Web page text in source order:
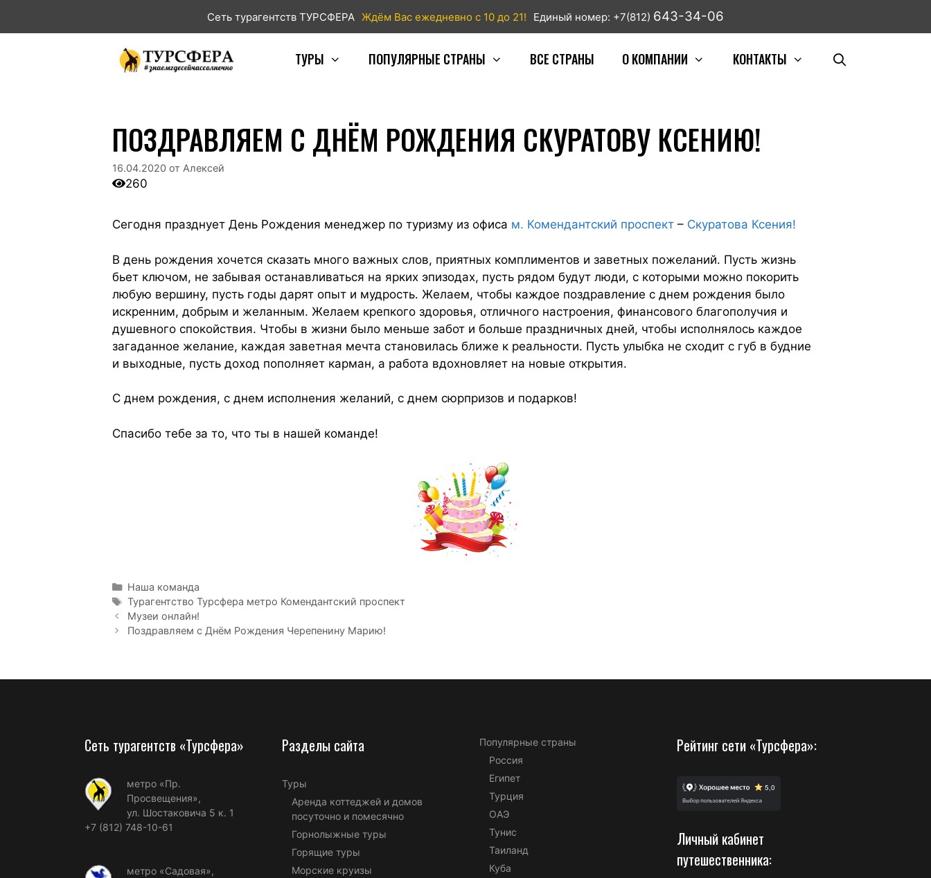
Сеть турагентств ТУРСФЕРА Ждём Вас ежедневно с 10 до 21! Единый номер: +7(812) 643-34-06
ТУРЫ ПОПУЛЯРНЫЕ СТРАНЫ ВСЕ СТРАНЫ О КОМПАНИИ КОНТАКТЫ
ПОЗДРАВЛЯЕМ С ДНЁМ РОЖДЕНИЯ СКУРАТОВУ КСЕНИЮ!
16.04.2020 от Алексей
260
Сегодня празднует День Рождения менеджер по туризму из офиса м. Комендантский проспект – Скуратова Ксения!
В день рождения хочется сказать много важных слов, приятных комплиментов и заветных пожеланий. Пусть жизнь
бьет ключом, не забывая останавливаться на ярких эпизодах, пусть рядом будут люди, с которыми можно покорить
любую вершину, пусть годы дарят опыт и мудрость. Желаем, чтобы каждое поздравление с днем рождения было
искренним, добрым и желанным. Желаем крепкого здоровья, отличного настроения, финансового благополучия и
душевного спокойствия. Чтобы в жизни было меньше забот и больше праздничных дней, чтобы исполнялось каждое
загаданное желание, каждая заветная мечта становилась ближе к реальности. Пусть улыбка не сходит с губ в будние
и выходные, пусть доход пополняет карман, а работа вдохновляет на новые открытия.
С днем рождения, с днем исполнения желаний, с днем сюрпризов и подарков!
Спасибо тебе за то, что ты в нашей команде!
Наша команда
Турагентство Турсфера метро Комендантский проспект
Музеи онлайн!
Поздравляем с Днём Рождения Черепенину Марию!
Сеть турагентств «Турсфера»
метро «Пр.
Просвещения»,
ул. Шостаковича 5 к. 1
+7 (812) 748-10-61
метро «Садовая»,
Разделы сайта
Туры
Аренда коттеджей и домов
посуточно и помесячно
Горнолыжные туры
Горящие туры
Морские круизы
Популярные страны
Россия
Египет
Турция
ОАЭ
Тунис
Таиланд
Куба
Рейтинг сети «Турсфера»:
Личный кабинет
путешественника: